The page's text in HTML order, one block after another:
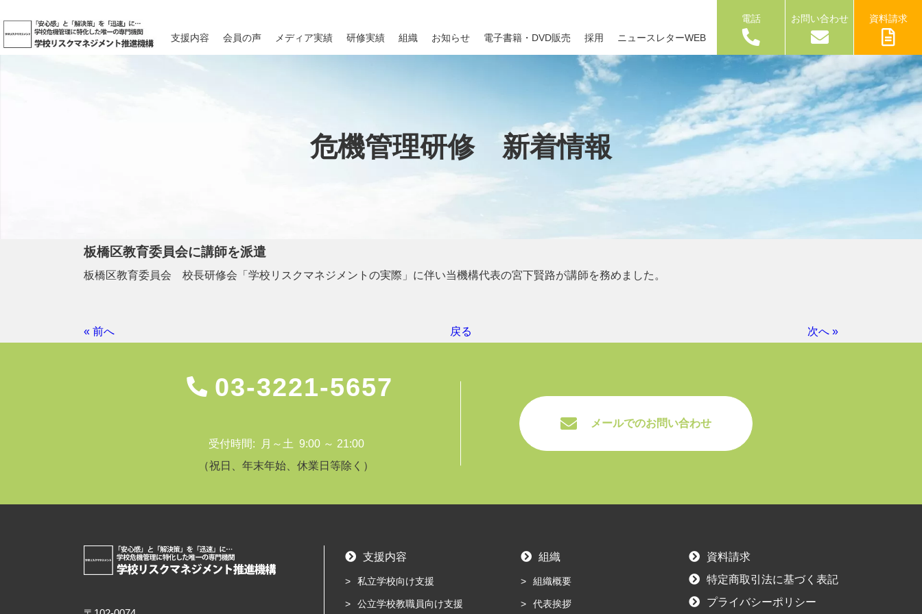
支援内容 会員の声 メディア実績 研修実績 組織 お知らせ 電子書籍・DVD販売 採用 ニュースレターWEB
電話 お問い合わせ 資料請求
危機管理研修 新着情報
板橋区教育委員会に講師を派遣
板橋区教育委員会 校長研修会「学校リスクマネジメントの実際」に伴い当機構代表の宮下賢路が講師を務めました。
« 前へ 戻る 次へ »
03-3221-5657
受付時間: 月～土 9:00 ～ 21:00
（祝日、年末年始、休業日等除く）
メールでのお問い合わせ
支援内容
私立学校向け支援
公立学校教職員向け支援
組織
組織概要
代表挨拶
資料請求
特定商取引法に基づく表記
プライバシーポリシー